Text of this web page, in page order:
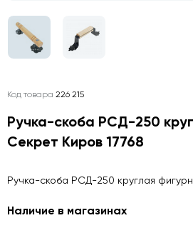
Код товара 226 215
Ручка-скоба РСД-250
Секрет Киров 17768
Ручка-скоба РСД-250 круглая
Наличие в магазинах